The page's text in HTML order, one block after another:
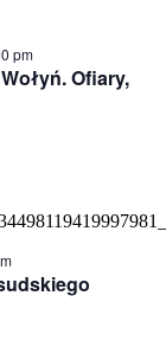
widokach
Ofiary,
pm